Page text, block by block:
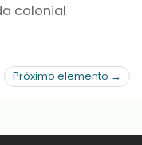
colonial
Próximo elemento →